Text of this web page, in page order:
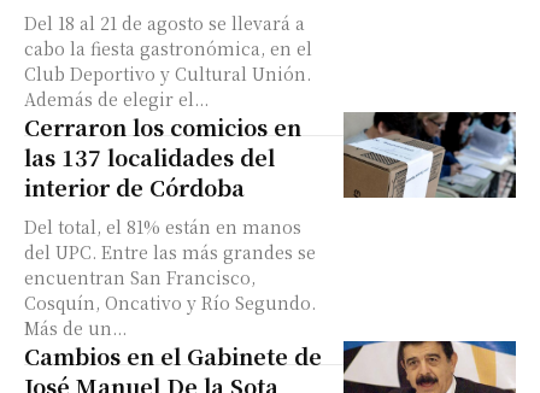
Del 18 al 21 de agosto se llevará a
cabo la fiesta gastronómica, en el
Club Deportivo y Cultural Unión.
Además de elegir el...
Cerraron los comicios en
las 137 localidades del
interior de Córdoba
Del total, el 81% están en manos
del UPC. Entre las más grandes se
encuentran San Francisco,
Cosquín, Oncativo y Río Segundo.
Más de un...
Cambios en el Gabinete de
José Manuel De la Sota